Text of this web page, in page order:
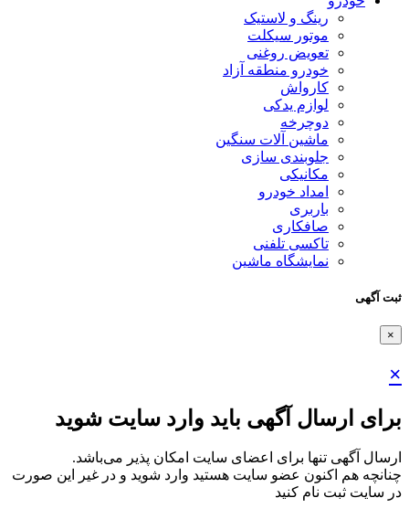
رینگ و لاستیک
موتور سیکلت
تعویض روغنی
خودرو منطقه آزاد
کارواش
لوازم یدکی
دوچرخه
ماشین آلات سنگین
جلوبندی سازی
مکانیکی
امداد خودرو
باربری
صافکاری
تاکسی تلفنی
نمایشگاه ماشین
ثبت آگهی
×
×
برای ارسال آگهی باید وارد سایت شوید
ارسال آگهی تنها برای اعضای سایت امکان پذیر می‌باشد.
چنانچه هم‌ اکنون عضو سایت هستید وارد شوید و در غیر این صورت
در سایت ثبت نام کنید